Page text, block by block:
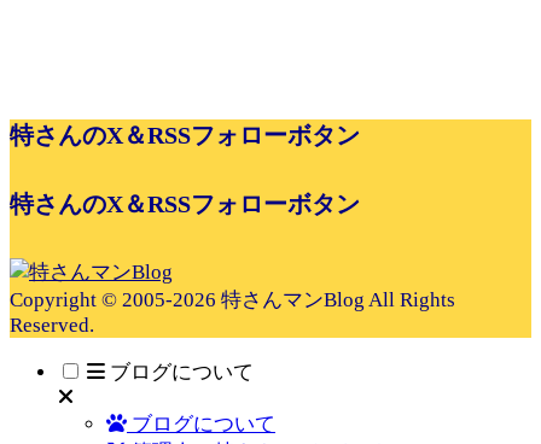
特さんのX＆RSSフォローボタン
特さんのX＆RSSフォローボタン
Copyright © 2005-2026 特さんマンBlog All Rights
Reserved.
ブログについて
ブログについて